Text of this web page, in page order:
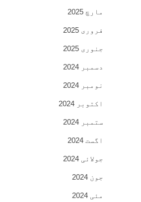
مارچ 2025
فروری 2025
جنوری 2025
دسمبر 2024
نومبر 2024
اکتوبر 2024
ستمبر 2024
اگست 2024
جولائی 2024
جون 2024
مئی 2024